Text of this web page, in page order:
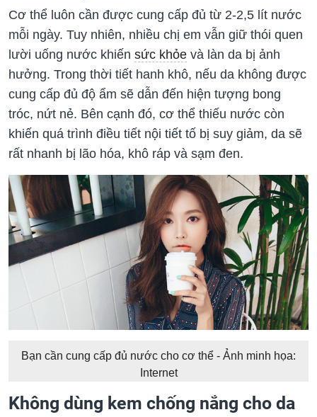
Cơ thể luôn cần được cung cấp đủ từ 2-2,5 lít nước
mỗi ngày. Tuy nhiên, nhiều chị em vẫn giữ thói quen
lười uống nước khiến sức khỏe và làn da bị ảnh
hưởng. Trong thời tiết hanh khô, nếu da không được
cung cấp đủ độ ẩm sẽ dẫn đến hiện tượng bong
tróc, nứt nẻ. Bên cạnh đó, cơ thể thiếu nước còn
khiến quá trình điều tiết nội tiết tố bị suy giảm, da sẽ
rất nhanh bị lão hóa, khô ráp và sạm đen.
Bạn cần cung cấp đủ nước cho cơ thể - Ảnh minh họa:
Internet
Không dùng kem chống nắng cho da